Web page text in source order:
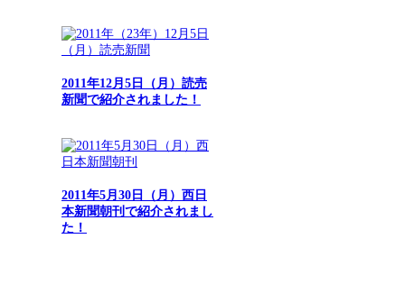
2011年12月5日（月）読売
新聞で紹介されました！
2011年5月30日（月）西日
本新聞朝刊で紹介されまし
た！